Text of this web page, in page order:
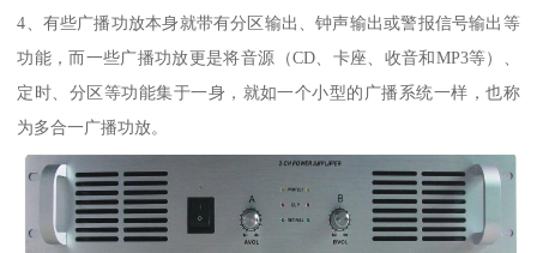
4、有些广播功放本身就带有分区输出、钟声输出或警报信号输出等
功能，而一些广播功放更是将音源（CD、卡座、收音和MP3等）、
定时、分区等功能集于一身，就如一个小型的广播系统一样，也称
为多合一广播功放。